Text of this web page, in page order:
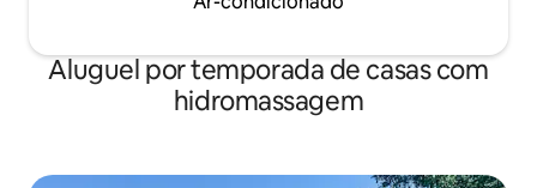
Aluguel por temporada de casas com
hidromassagem